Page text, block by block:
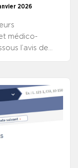
2026
médico-
l’avis de
et 14 autres
DE CHEF
DE
au décret
de la
ainsi que